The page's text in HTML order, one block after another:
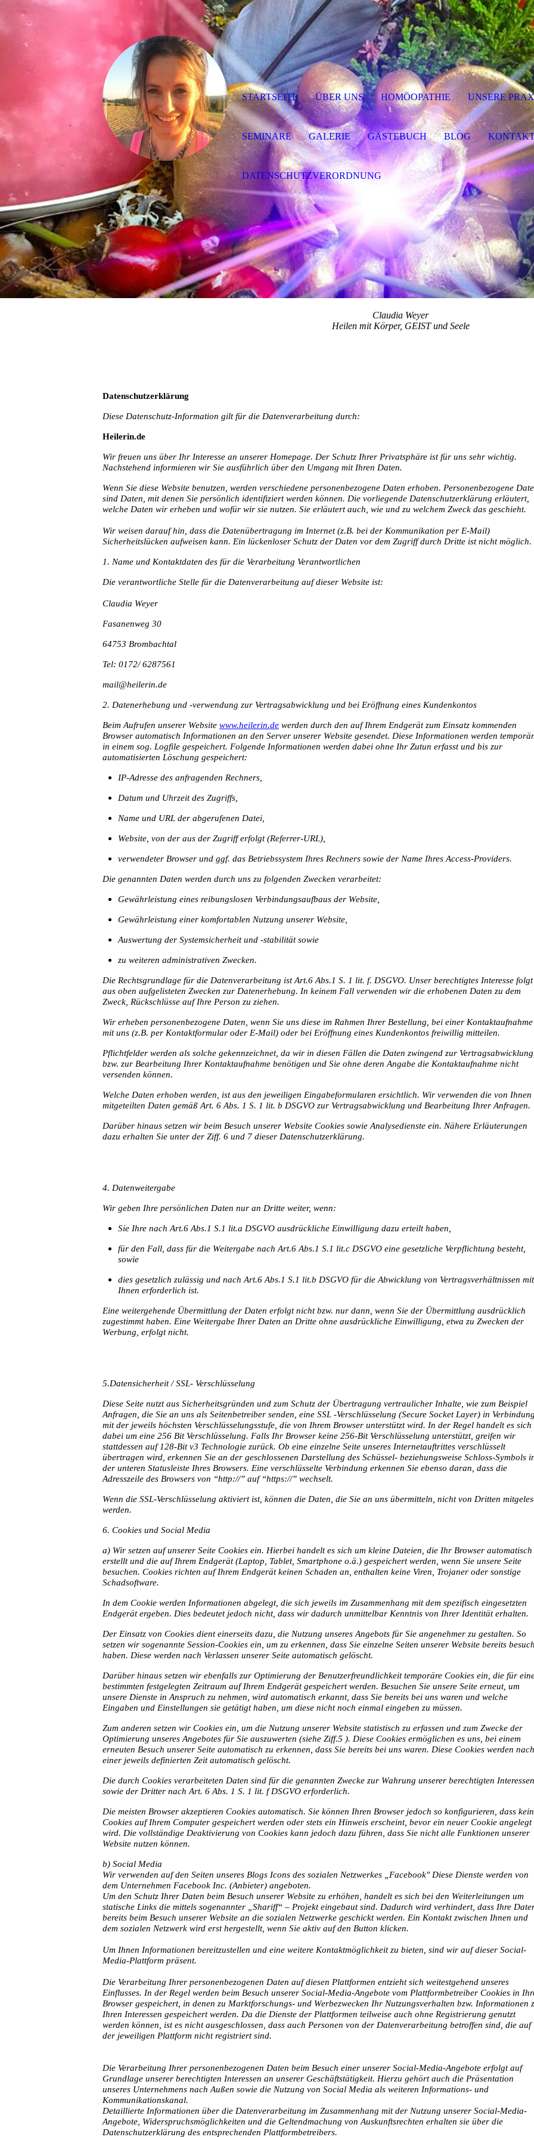
Claudia Weyer
Heilen mit Körper, GEIST und Seele
Datenschutzerklärung
Diese Datenschutz-Information gilt für die Datenverarbeitung durch:
Heilerin.de
Wir freuen uns über Ihr Interesse an unserer Homepage. Der Schutz Ihrer Privatsphäre ist für uns sehr wichtig.
Nachstehend informieren wir Sie ausführlich über den Umgang mit Ihren Daten.
Wenn Sie diese Website benutzen, werden verschiedene personenbezogene Daten erhoben. Personenbezogene
sind Daten, mit denen Sie persönlich identifiziert werden können. Die vorliegende Datenschutzerklärung erläutert,
welche Daten wir erheben und wofür wir sie nutzen. Sie erläutert auch, wie und zu welchem Zweck das geschieht.
Wir weisen darauf hin, dass die Datenübertragung im Internet (z.B. bei der Kommunikation per E-Mail)
Sicherheitslücken aufweisen kann. Ein lückenloser Schutz der Daten vor dem Zugriff durch Dritte ist nicht möglich.
1. Name und Kontaktdaten des für die Verarbeitung Verantwortlichen
Die verantwortliche Stelle für die Datenverarbeitung auf dieser Website ist:
Claudia Weyer
Fasanenweg 30
64753 Brombachtal
Tel: 0172/ 6287561
mail@heilerin.de
2. Datenerhebung und -verwendung zur Vertragsabwicklung und bei Eröffnung eines Kundenkontos
Beim Aufrufen unserer Website www.heilerin.de werden durch den auf Ihrem Endgerät zum Einsatz kommenden
Browser automatisch Informationen an den Server unserer Website gesendet. Diese Informationen werden temporär
in einem sog. Logfile gespeichert. Folgende Informationen werden dabei ohne Ihr Zutun erfasst und bis zur
automatisierten Löschung gespeichert:
IP-Adresse des anfragenden Rechners,
Datum und Uhrzeit des Zugriffs,
Name und URL der abgerufenen Datei,
Website, von der aus der Zugriff erfolgt (Referrer-URL),
verwendeter Browser und ggf. das Betriebssystem Ihres Rechners sowie der Name Ihres Access-Providers.
Die genannten Daten werden durch uns zu folgenden Zwecken verarbeitet:
Gewährleistung eines reibungslosen Verbindungsaufbaus der Website,
Gewährleistung einer komfortablen Nutzung unserer Website,
Auswertung der Systemsicherheit und -stabilität sowie
zu weiteren administrativen Zwecken.
Die Rechtsgrundlage für die Datenverarbeitung ist Art.6 Abs.1 S. 1 lit. f. DSGVO. Unser berechtigtes Interesse folgt
aus oben aufgelisteten Zwecken zur Datenerhebung. In keinem Fall verwenden wir die erhobenen Daten zu dem
Zweck, Rückschlüsse auf Ihre Person zu ziehen.
Wir erheben personenbezogene Daten, wenn Sie uns diese im Rahmen Ihrer Bestellung, bei einer Kontaktaufnahme
mit uns (z.B. per Kontaktformular oder E-Mail) oder bei Eröffnung eines Kundenkontos freiwillig mitteilen.
Pflichtfelder werden als solche gekennzeichnet, da wir in diesen Fällen die Daten zwingend zur Vertragsabwicklung,
bzw. zur Bearbeitung Ihrer Kontaktaufnahme benötigen und Sie ohne deren Angabe die Kontaktaufnahme nicht
versenden können.
Welche Daten erhoben werden, ist aus den jeweiligen Eingabeformularen ersichtlich. Wir verwenden die von Ihnen
mitgeteilten Daten gemäß Art. 6 Abs. 1 S. 1 lit. b DSGVO zur Vertragsabwicklung und Bearbeitung Ihrer Anfragen.
Darüber hinaus setzen wir beim Besuch unserer Website Cookies sowie Analysedienste ein. Nähere Erläuterungen
dazu erhalten Sie unter der Ziff. 6 und 7 dieser Datenschutzerklärung.
4. Datenweitergabe
Wir geben Ihre persönlichen Daten nur an Dritte weiter, wenn:
Sie Ihre nach Art.6 Abs.1 S.1 lit.a DSGVO ausdrückliche Einwilligung dazu erteilt haben,
für den Fall, dass für die Weitergabe nach Art.6 Abs.1 S.1 lit.c DSGVO eine gesetzliche Verpflichtung besteht,
sowie
dies gesetzlich zulässig und nach Art.6 Abs.1 S.1 lit.b DSGVO für die Abwicklung von Vertragsverhältnissen mit
Ihnen erforderlich ist.
Eine weitergehende Übermittlung der Daten erfolgt nicht bzw. nur dann, wenn Sie der Übermittlung ausdrücklich
zugestimmt haben. Eine Weitergabe Ihrer Daten an Dritte ohne ausdrückliche Einwilligung, etwa zu Zwecken der
Werbung, erfolgt nicht.
5.Datensicherheit / SSL- Verschlüsselung
Diese Seite nutzt aus Sicherheitsgründen und zum Schutz der Übertragung vertraulicher Inhalte, wie zum Beispiel
Anfragen, die Sie an uns als Seitenbetreiber senden, eine SSL -Verschlüsselung (Secure Socket Layer) in Verbindung
mit der jeweils höchsten Verschlüsselungsstufe, die von Ihrem Browser unterstützt wird. In der Regel handelt es sich
dabei um eine 256 Bit Verschlüsselung. Falls Ihr Browser keine 256-Bit Verschlüsselung unterstützt, greifen wir
stattdessen auf 128-Bit v3 Technologie zurück. Ob eine einzelne Seite unseres Internetauftrittes verschlüsselt
übertragen wird, erkennen Sie an der geschlossenen Darstellung des Schüssel- beziehungsweise Schloss-Symbols
der unteren Statusleiste Ihres Browsers. Eine verschlüsselte Verbindung erkennen Sie ebenso daran, dass die
Adresszeile des Browsers von “http://” auf “https://” wechselt.
Wenn die SSL-Verschlüsselung aktiviert ist, können die Daten, die Sie an uns übermitteln, nicht von Dritten
werden.
6. Cookies und Social Media
a) Wir setzen auf unserer Seite Cookies ein. Hierbei handelt es sich um kleine Dateien, die Ihr Browser automatisch
erstellt und die auf Ihrem Endgerät (Laptop, Tablet, Smartphone o.ä.) gespeichert werden, wenn Sie unsere Seite
besuchen. Cookies richten auf Ihrem Endgerät keinen Schaden an, enthalten keine Viren, Trojaner oder sonstige
Schadsoftware.
In dem Cookie werden Informationen abgelegt, die sich jeweils im Zusammenhang mit dem spezifisch eingesetzten
Endgerät ergeben. Dies bedeutet jedoch nicht, dass wir dadurch unmittelbar Kenntnis von Ihrer Identität erhalten.
Der Einsatz von Cookies dient einerseits dazu, die Nutzung unseres Angebots für Sie angenehmer zu gestalten. So
setzen wir sogenannte Session-Cookies ein, um zu erkennen, dass Sie einzelne Seiten unserer Website bereits
haben. Diese werden nach Verlassen unserer Seite automatisch gelöscht.
Darüber hinaus setzen wir ebenfalls zur Optimierung der Benutzerfreundlichkeit temporäre Cookies ein, die für
bestimmten festgelegten Zeitraum auf Ihrem Endgerät gespeichert werden. Besuchen Sie unsere Seite erneut, um
unsere Dienste in Anspruch zu nehmen, wird automatisch erkannt, dass Sie bereits bei uns waren und welche
Eingaben und Einstellungen sie getätigt haben, um diese nicht noch einmal eingeben zu müssen.
Zum anderen setzen wir Cookies ein, um die Nutzung unserer Website statistisch zu erfassen und zum Zwecke der
Optimierung unseres Angebotes für Sie auszuwerten (siehe Ziff.5 ). Diese Cookies ermöglichen es uns, bei einem
erneuten Besuch unserer Seite automatisch zu erkennen, dass Sie bereits bei uns waren. Diese Cookies werden nach
einer jeweils definierten Zeit automatisch gelöscht.
Die durch Cookies verarbeiteten Daten sind für die genannten Zwecke zur Wahrung unserer berechtigten Interessen
sowie der Dritter nach Art. 6 Abs. 1 S. 1 lit. f DSGVO erforderlich.
Die meisten Browser akzeptieren Cookies automatisch. Sie können Ihren Browser jedoch so konfigurieren, dass
Cookies auf Ihrem Computer gespeichert werden oder stets ein Hinweis erscheint, bevor ein neuer Cookie angelegt
wird. Die vollständige Deaktivierung von Cookies kann jedoch dazu führen, dass Sie nicht alle Funktionen unserer
Website nutzen können.
b) Social Media
Wir verwenden auf den Seiten unseres Blogs Icons des sozialen Netzwerkes „Facebook" Diese Dienste werden von
dem Unternehmen Facebook Inc. (Anbieter) angeboten.
Um den Schutz Ihrer Daten beim Besuch unserer Website zu erhöhen, handelt es sich bei den Weiterleitungen um
statische Links die mittels sogenannter „Shariff“ – Projekt eingebaut sind. Dadurch wird verhindert, dass Ihre
bereits beim Besuch unserer Website an die sozialen Netzwerke geschickt werden. Ein Kontakt zwischen Ihnen und
dem sozialen Netzwerk wird erst hergestellt, wenn Sie aktiv auf den Button klicken.
Um Ihnen Informationen bereitzustellen und eine weitere Kontaktmöglichkeit zu bieten, sind wir auf dieser Social-
Media-Plattform präsent.
Die Verarbeitung Ihrer personenbezogenen Daten auf diesen Plattformen entzieht sich weitestgehend unseres
Einflusses. In der Regel werden beim Besuch unserer Social-Media-Angebote vom Plattformbetreiber Cookies in
Browser gespeichert, in denen zu Marktforschungs- und Werbezwecken Ihr Nutzungsverhalten bzw. Informationen
Ihren Interessen gespeichert werden. Da die Dienste der Plattformen teilweise auch ohne Registrierung genutzt
werden können, ist es nicht ausgeschlossen, dass auch Personen von der Datenverarbeitung betroffen sind, die auf
der jeweiligen Plattform nicht registriert sind.
Die Verarbeitung Ihrer personenbezogenen Daten beim Besuch einer unserer Social-Media-Angebote erfolgt auf
Grundlage unserer berechtigten Interessen an unserer Geschäftstätigkeit. Hierzu gehört auch die Präsentation
unseres Unternehmens nach Außen sowie die Nutzung von Social Media als weiteren Informations- und
Kommunikationskanal.
Detaillierte Informationen über die Datenverarbeitung im Zusammenhang mit der Nutzung unserer Social-Media-
Angebote, Widerspruchsmöglichkeiten und die Geltendmachung von Auskunftsrechten erhalten sie über die
Datenschutzerklärung des entsprechenden Plattformbetreibers.
STARTSEITE ÜBER UNS HOMÖOPATHIE UNSERE
SEMINARE GALERIE GÄSTEBUCH BLOG
DATENSCHUTZVERORDNUNG